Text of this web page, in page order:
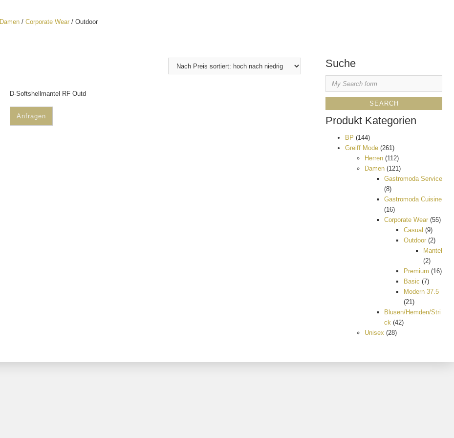
Damen /Corporate Wear / Outdoor
D-Softshellmantel RF Outd
Anfragen
Suche
Produkt Kategorien
BP (144)
Greiff Mode (261)
Herren (112)
Damen (121)
Gastromoda Service
(8)
Gastromoda Cuisine
(16)
Corporate Wear (55)
Casual (9)
Outdoor (2)
Mantel
(2)
Premium (16)
Basic (7)
Modern 37.5
(21)
Blusen/Hemden/Stri
ck (42)
Unisex (28)